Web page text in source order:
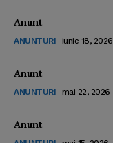
Anunt
ANUNTURI iunie 18, 2026
Anunt
ANUNTURI mai 22, 2026
Anunt